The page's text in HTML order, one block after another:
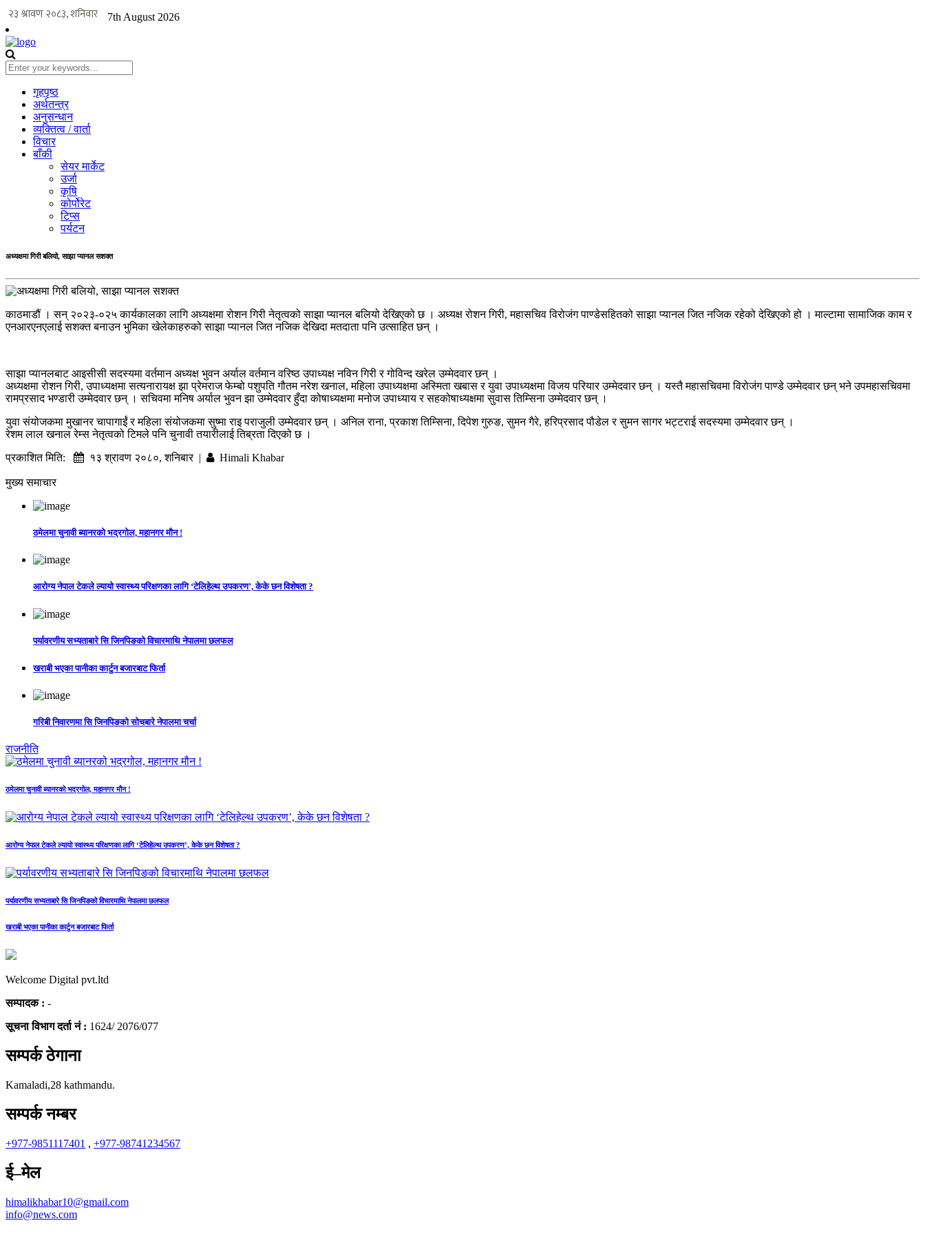
7th August 2026
गृहपृष्ठ
अर्थतन्त्र
अनुसन्धान
व्यक्तित्व / वार्ता
विचार
बाँकी
सेयर मार्केट
उर्जा
कृषि
कोर्पोरेट
टिप्स
पर्यटन
अध्यक्षमा गिरी बलियो, साझा प्यानल सशक्त
काठमाडौं । सन् २०२३-०२५ कार्यकालका लागि अध्यक्षमा रोशन गिरी नेतृत्वको साझा प्यानल बलियो देखिएको छ । अध्यक्ष रोशन गिरी, महासचिव विरोजंग पाण्डेसहितको साझा प्यानल जित नजिक रहेको देखिएको हो । माल्टामा सामाजिक काम र
एनआरएनएलाई सशक्त बनाउन भुमिका खेलेकाहरुको साझा प्यानल जित नजिक देखिदा मतदाता पनि उत्साहित छन् ।
साझा प्यानलबाट आइसीसी सदस्यमा वर्तमान अध्यक्ष भुवन अर्याल वर्तमान वरिष्ठ उपाध्यक्ष नविन गिरी र गोविन्द खरेल उम्मेदवार छन् ।
अध्यक्षमा रोशन गिरी, उपाध्यक्षमा सत्यनारायक्ष झा प्रेमराज फेम्बो पशुपति गौतम नरेश खनाल, महिला उपाध्यक्षमा अस्मिता खबास र युवा उपाध्यक्षमा विजय परियार उम्मेदवार छन् । यस्तै महासचिवमा विरोजंग पाण्डे उम्मेदवार छन् भने उपमहासचिवमा
रामप्रसाद भण्डारी उम्मेदवार छन् । सचिवमा मनिष अर्याल भुवन झा उम्मेदवार हुँदा कोषाध्यक्षमा मनोज उपाध्याय र सहकोषाध्यक्षमा सुवास तिम्सिना उम्मेदवार छन् ।
युवा संयोजकमा मुखानर चापागाईं र महिला संयोजकमा सुष्मा राइ पराजुली उम्मेदवार छन् । अनिल राना, प्रकाश तिम्सिना, दिपेश गुरुङ, सुमन गैरे, हरिप्रसाद पौडेल र सुमन सागर भट्टराई सदस्यमा उम्मेदवार छन् ।
रेशम लाल खनाल रेम्स नेतृत्वको टिमले पनि चुनावी तयारीलाई तिब्रता दिएको छ ।
प्रकाशित मिति:
१३ श्रावण २०८०, शनिबार | Himali Khabar
मुख्य समाचार
ठमेलमा चुनावी ब्यानरको भद्रगोल, महानगर मौन !
आरोग्य नेपाल टेकले ल्यायो स्वास्थ्य परिक्षणका लागि ‘टेलिहेल्थ उपकरण’, केके छन विशेषता ?
पर्यावरणीय सभ्यताबारे सि जिनपिङको विचारमाथि नेपालमा छलफल
खराबी भएका पानीका कार्टुन बजारबाट फिर्ता
गरिबी निवारणमा सि जिनपिङको सोचबारे नेपालमा चर्चा
राजनीति
ठमेलमा चुनावी ब्यानरको भद्रगोल, महानगर मौन !
आरोग्य नेपाल टेकले ल्यायो स्वास्थ्य परिक्षणका लागि ‘टेलिहेल्थ उपकरण’, केके छन विशेषता ?
पर्यावरणीय सभ्यताबारे सि जिनपिङको विचारमाथि नेपालमा छलफल
खराबी भएका पानीका कार्टुन बजारबाट फिर्ता
Welcome Digital pvt.ltd
सम्पादक : -
सूचना विभाग दर्ता नं : 1624/ 2076/077
सम्पर्क ठेगाना
Kamaladi,28 kathmandu.
सम्पर्क नम्बर
+977-9851117401 , +977-98741234567
ई–मेल
himalikhabar10@gmail.com
info@news.com